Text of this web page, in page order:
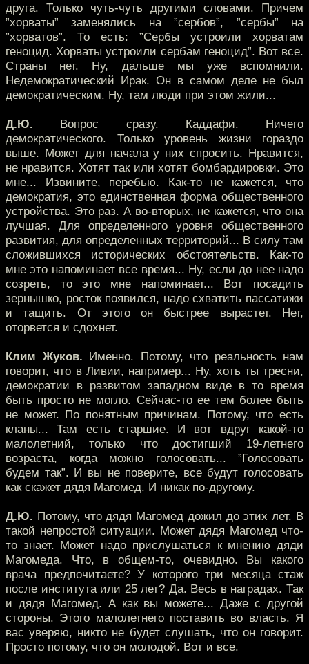
друга. Только чуть-чуть другими словами. Причем
”хорваты” заменялись на ”сербов”, ”сербы” на
”хорватов”. То есть: ”Сербы устроили хорватам
геноцид. Хорваты устроили сербам геноцид”. Вот все.
Страны нет. Ну, дальше мы уже вспомнили.
Недемократический Ирак. Он в самом деле не был
демократическим. Ну, там люди при этом жили...
Д.Ю. Вопрос сразу. Каддафи. Ничего
демократического. Только уровень жизни гораздо
выше. Может для начала у них спросить. Нравится,
не нравится. Хотят так или хотят бомбардировки. Это
мне... Извините, перебью. Как-то не кажется, что
демократия, это единственная форма общественного
устройства. Это раз. А во-вторых, не кажется, что она
лучшая. Для определенного уровня общественного
развития, для определенных территорий... В силу там
сложившихся исторических обстоятельств. Как-то
мне это напоминает все время... Ну, если до нее надо
созреть, то это мне напоминает... Вот посадить
зернышко, росток появился, надо схватить пассатижи
и тащить. От этого он быстрее вырастет. Нет,
оторвется и сдохнет.
Клим Жуков. Именно. Потому, что реальность нам
говорит, что в Ливии, например... Ну, хоть ты тресни,
демократии в развитом западном виде в то время
быть просто не могло. Сейчас-то ее тем более быть
не может. По понятным причинам. Потому, что есть
кланы... Там есть старшие. И вот вдруг какой-то
малолетний, только что достигший 19-летнего
возраста, когда можно голосовать... ”Голосовать
будем так”. И вы не поверите, все будут голосовать
как скажет дядя Магомед. И никак по-другому.
Д.Ю. Потому, что дядя Магомед дожил до этих лет. В
такой непростой ситуации. Может дядя Магомед что-
то знает. Может надо прислушаться к мнению дяди
Магомеда. Что, в общем-то, очевидно. Вы какого
врача предпочитаете? У которого три месяца стаж
после института или 25 лет? Да. Весь в наградах. Так
и дядя Магомед. А как вы можете... Даже с другой
стороны. Этого малолетнего поставить во власть. Я
вас уверяю, никто не будет слушать, что он говорит.
Просто потому, что он молодой. Вот и все.